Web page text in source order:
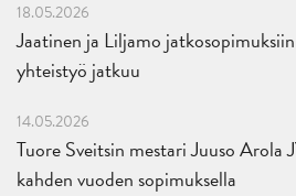
18.05.2026
Jaatinen ja Liljamo
yhteistyö jatkuu
14.05.2026
Tuore Sveitsin mestari Juuso Arola
kahden vuoden sopimuksella